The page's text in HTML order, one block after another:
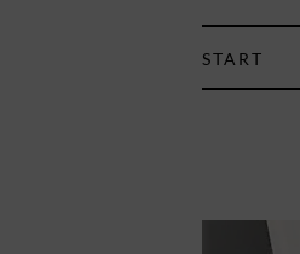
START